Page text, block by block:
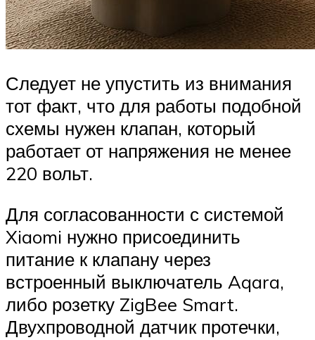
Следует не упустить из внимания
тот факт, что для работы подобной
схемы нужен клапан, который
работает от напряжения не менее
220 вольт.
Для согласованности с системой
Xiaomi нужно присоединить
питание к клапану через
встроенный выключатель Aqara,
либо розетку ZigBee Smart.
Двухпроводной датчик протечки,